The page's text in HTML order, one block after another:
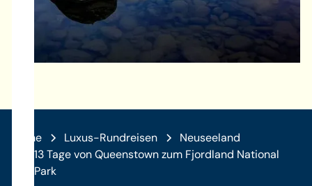
Home Luxus-Rundreisen
Neuseeland
13 Tage von Queenstown zum Fjordland National
Park